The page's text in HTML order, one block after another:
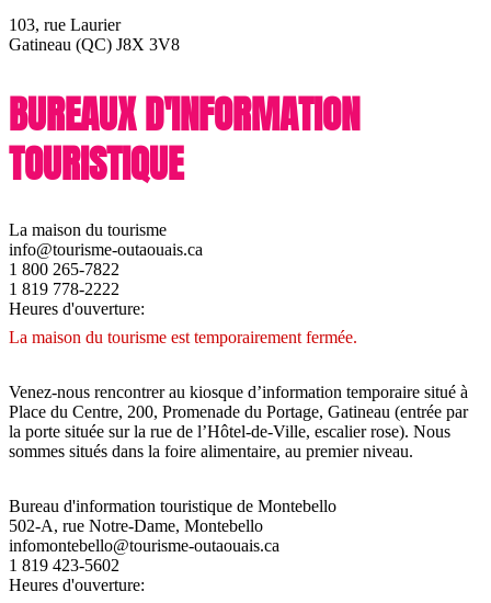
103, rue Laurier
Gatineau (QC) J8X 3V8
BUREAUX D'INFORMATION
TOURISTIQUE
La maison du tourisme
info@tourisme-outaouais.ca
1 800 265-7822
1 819 778-2222
Heures d'ouverture:
La maison du tourisme est temporairement fermée.
Venez-nous rencontrer au kiosque d’information temporaire situé à
Place du Centre, 200, Promenade du Portage, Gatineau (entrée par
la porte située sur la rue de l’Hôtel-de-Ville, escalier rose). Nous
sommes situés dans la foire alimentaire, au premier niveau.
Bureau d'information touristique de Montebello
502-A, rue Notre-Dame, Montebello
infomontebello@tourisme-outaouais.ca
1 819 423-5602
Heures d'ouverture: